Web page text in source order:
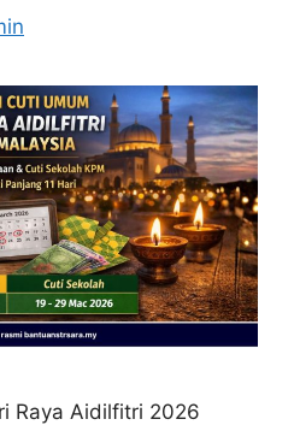
Raya Aidilfitri 2026